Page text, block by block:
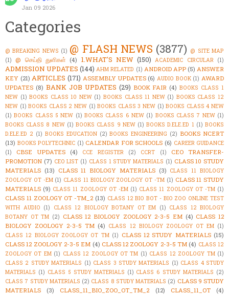
Jan 09 2026
Categories
@ BREAKING NEWS (1) @ FLASH NEWS (3877) @ SITE MAP
(1) @ செய்தி துளிகள் (4) 1.WHAT'S NEW (150) ACADEMIC CIRCULAR (1)
ADMISSION UPDATES (144) AHM RELATED (1) ANDROID APP (5) ANSWER
KEY (21) ARTICLES (171) ASSEMBLY UPDATES (6) AUDIO BOOK (1) AWARD
UPDATES (8) BANK JOB UPDATES (29) BOOK FAIR (4) BOOKS CLASS 1
NEW (1) BOOKS CLASS 10 NEW (1) BOOKS CLASS 11 NEW (1) BOOKS CLASS 12
NEW (1) BOOKS CLASS 2 NEW (1) BOOKS CLASS 3 NEW (1) BOOKS CLASS 4 NEW
(1) BOOKS CLASS 5 NEW (1) BOOKS CLASS 6 NEW (1) BOOKS CLASS 7 NEW (1)
BOOKS CLASS 8 NEW (1) BOOKS CLASS 9 NEW (1) BOOKS D.ELE.ED 1 (1) BOOKS
D.ELE.ED 2 (1) BOOKS EDUCATION (2) BOOKS ENGINEERING (2) BOOKS NCERT
(13) BOOKS POLYTECHNIC (1) CALENDAR FOR SCHOOLS (6) CAREER GUIDANCE
(1)
CBSE UPDATES (4) CCE REGISTER (2) CCRT (1)
CEO TRANSFER-
PROMOTION (7) CEO LIST (1) CLASS 1 STUDY MATERIALS (1) CLASS 10 STUDY
MATERIALS (13) CLASS 11 BIOLOGY MATERIALS (3) CLASS 11 BIOLOGY
ZOOLOGY OT -EM (1) CLASS 11 BIOLOGY ZOOLOGY OT -TM (1) CLASS 11 STUDY
MATERIALS (9) CLASS 11 ZOOLOGY OT -EM (1) CLASS 11 ZOOLOGY OT -TM (1)
CLASS 11 ZOOLOGY OT -TM_2 (13) CLASS 12 BIO BOT - BIO ZOO ONLINE TEST
WITH AUDIO (1) CLASS 12 BIOLOGY BOTANY OT EM (1) CLASS 12 BIOLOGY
BOTANY OT TM (2) CLASS 12 BIOLOGY ZOOLOGY 2-3-5 EM (4) CLASS 12
BIOLOGY ZOOLOGY 2-3-5 TM (4) CLASS 12 BIOLOGY ZOOLOGY OT EM (1)
CLASS 12 BIOLOGY ZOOLOGY OT TM (1) CLASS 12 STUDY MATERIALS (15)
CLASS 12 ZOOLOGY 2-3-5 EM (4) CLASS 12 ZOOLOGY 2-3-5 TM (4) CLASS 12
ZOOLOGY OT EM (1) CLASS 12 ZOOLOGY OT TM (1) CLASS 12 ZOOLOGY TM (1)
CLASS 2 STUDY MATERIALS (1) CLASS 3 STUDY MATERIALS (1) CLASS 4 STUDY
MATERIALS (1) CLASS 5 STUDY MATERIALS (1) CLASS 6 STUDY MATERIALS (2)
CLASS 7 STUDY MATERIALS (2) CLASS 8 STUDY MATERIALS (2) CLASS 9 STUDY
MATERIALS
(3) CLASS_11_BIO_ZOO_OT_TM_2 (12) CLASS_11_OT
(4)